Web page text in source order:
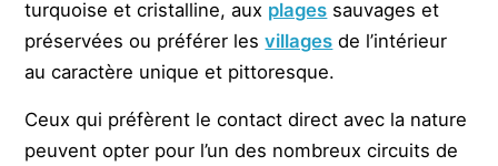
turquoise et cristalline, aux plages sauvages et
préservées ou préférer lesvillages de l’intérieur
au caractère unique et pittoresque.
Ceux qui préfèrent le contact direct avec la nature
peuvent opter pour l’un des nombreux circuits de